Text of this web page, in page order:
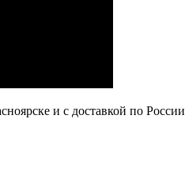
и с доставкой по России